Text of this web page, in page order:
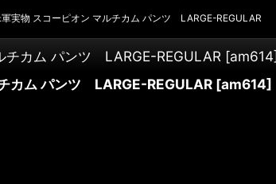
実物 スコーピオン マルチカム パンツ LARGE-REGULAR
チカム パンツ LARGE-REGULAR [am614]
カム パンツ LARGE-REGULAR [am614]